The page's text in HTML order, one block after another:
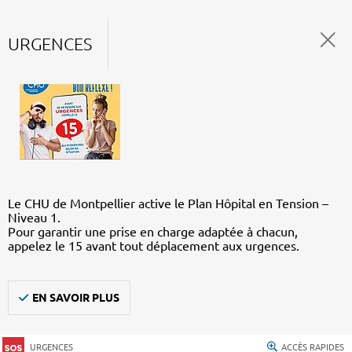
URGENCES
Le CHU de Montpellier active le Plan Hôpital en Tension –
Niveau 1.
Pour garantir une prise en charge adaptée à chacun,
appelez le 15 avant tout déplacement aux urgences.
EN SAVOIR PLUS
URGENCES ACCÈS RAPIDES